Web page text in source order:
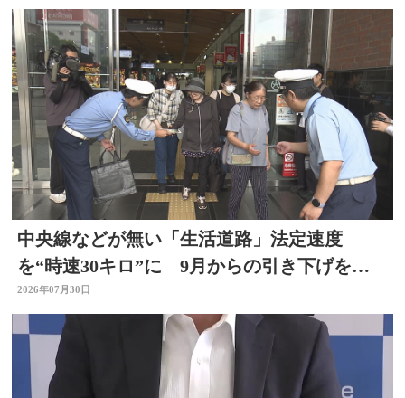
中央線などが無い「生活道路」法定速度
を“時速30キロ”に 9月からの引き下げを前
に警察官が街頭啓発
2026年07月30日